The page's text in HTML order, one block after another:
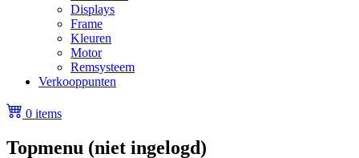
Displays
Frame
Kleuren
Motor
Remsysteem
Verkooppunten
0 items
Topmenu (niet ingelogd)